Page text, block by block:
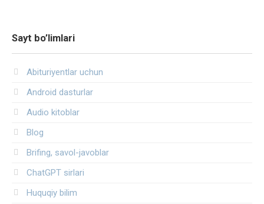
Sayt bo’limlari
Abituriyentlar uchun
Android dasturlar
Audio kitoblar
Blog
Brifing, savol-javoblar
ChatGPT sirlari
Huquqiy bilim